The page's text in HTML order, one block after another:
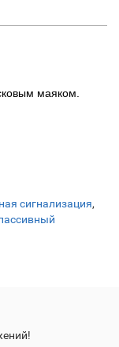
маяком.
сигнализация,